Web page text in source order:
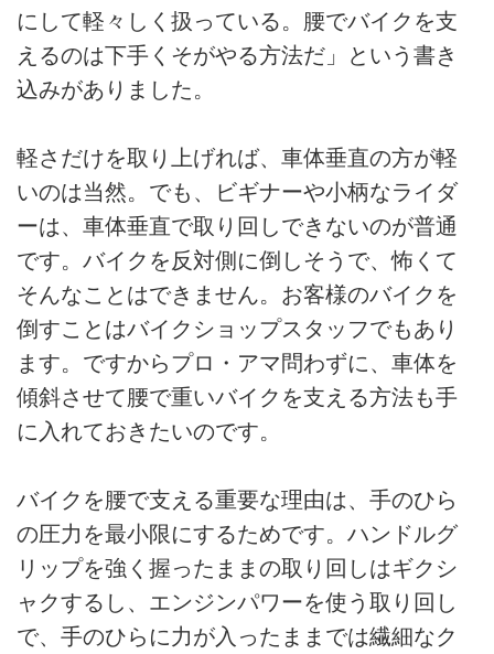
にして軽々しく扱っている。腰でバイクを支
えるのは下手くそがやる方法だ」という書き
込みがありました。
軽さだけを取り上げれば、車体垂直の方が軽
いのは当然。でも、ビギナーや小柄なライダ
ーは、車体垂直で取り回しできないのが普通
です。バイクを反対側に倒しそうで、怖くて
そんなことはできません。お客様のバイクを
倒すことはバイクショップスタッフでもあり
ます。ですからプロ・アマ問わずに、車体を
傾斜させて腰で重いバイクを支える方法も手
に入れておきたいのです。
バイクを腰で支える重要な理由は、手のひら
の圧力を最小限にするためです。ハンドルグ
リップを強く握ったままの取り回しはギクシ
ャクするし、エンジンパワーを使う取り回し
で、手のひらに力が入ったままでは繊細なク